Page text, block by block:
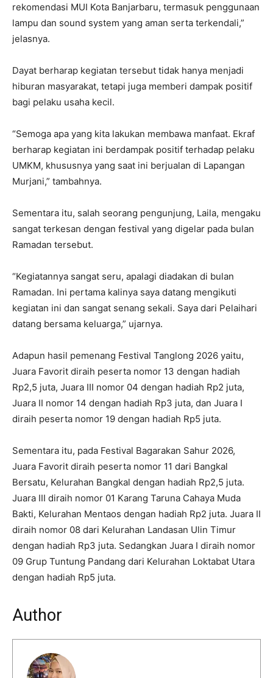
rekomendasi MUI Kota Banjarbaru, termasuk penggunaan
lampu dan sound system yang aman serta terkendali,”
jelasnya.
Dayat berharap kegiatan tersebut tidak hanya menjadi
hiburan masyarakat, tetapi juga memberi dampak positif
bagi pelaku usaha kecil.
“Semoga apa yang kita lakukan membawa manfaat. Ekraf
berharap kegiatan ini berdampak positif terhadap pelaku
UMKM, khususnya yang saat ini berjualan di Lapangan
Murjani,” tambahnya.
Sementara itu, salah seorang pengunjung, Laila, mengaku
sangat terkesan dengan festival yang digelar pada bulan
Ramadan tersebut.
“Kegiatannya sangat seru, apalagi diadakan di bulan
Ramadan. Ini pertama kalinya saya datang mengikuti
kegiatan ini dan sangat senang sekali. Saya dari Pelaihari
datang bersama keluarga,” ujarnya.
Adapun hasil pemenang Festival Tanglong 2026 yaitu,
Juara Favorit diraih peserta nomor 13 dengan hadiah
Rp2,5 juta, Juara III nomor 04 dengan hadiah Rp2 juta,
Juara II nomor 14 dengan hadiah Rp3 juta, dan Juara I
diraih peserta nomor 19 dengan hadiah Rp5 juta.
Sementara itu, pada Festival Bagarakan Sahur 2026,
Juara Favorit diraih peserta nomor 11 dari Bangkal
Bersatu, Kelurahan Bangkal dengan hadiah Rp2,5 juta.
Juara III diraih nomor 01 Karang Taruna Cahaya Muda
Bakti, Kelurahan Mentaos dengan hadiah Rp2 juta. Juara II
diraih nomor 08 dari Kelurahan Landasan Ulin Timur
dengan hadiah Rp3 juta. Sedangkan Juara I diraih nomor
09 Grup Tuntung Pandang dari Kelurahan Loktabat Utara
dengan hadiah Rp5 juta.
Author